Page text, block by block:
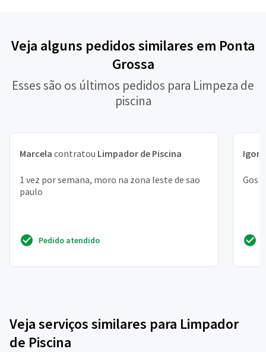
Veja alguns pedidos similares em Ponta
Grossa
Esses são os últimos pedidos para Limpeza de
piscina
Marcela contratou Limpador de Piscina
1 vez por semana, moro na zona leste de sao
paulo
Pedido atendido
Igor
Veja serviços similares para Limpador
de Piscina